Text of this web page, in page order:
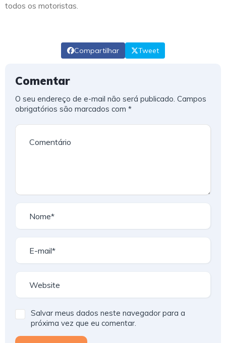
todos os motoristas.
Compartilhar Tweet
Comentar
O seu endereço de e-mail não será publicado. Campos
obrigatórios são marcados com *
Salvar meus dados neste navegador para a
próxima vez que eu comentar.